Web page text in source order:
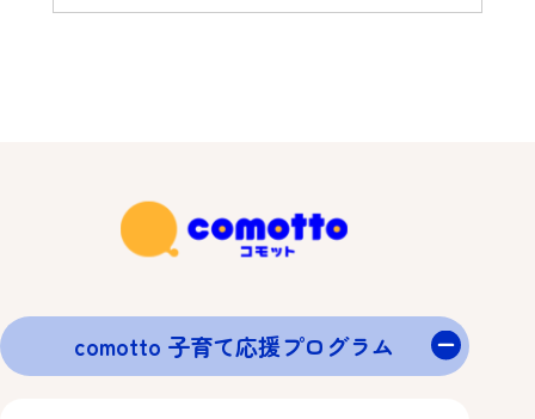
comotto 子育て応援プログラム